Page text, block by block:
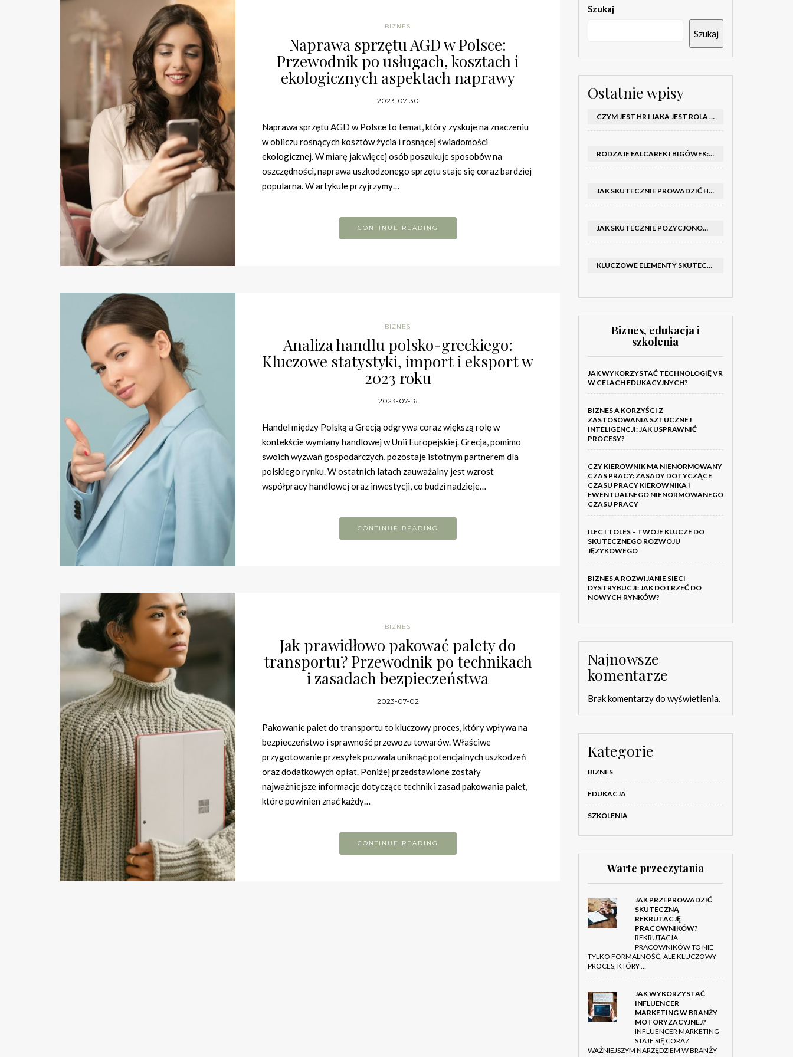
BIZNES
Naprawa sprzętu AGD w Polsce:
Przewodnik po usługach, kosztach i
ekologicznych aspektach naprawy
2023-07-30
Naprawa sprzętu AGD w Polsce to temat, który zyskuje na znaczeniu
w obliczu rosnących kosztów życia i rosnącej świadomości
ekologicznej. W miarę jak więcej osób poszukuje sposobów na
oszczędności, naprawa uszkodzonego sprzętu staje się coraz bardziej
popularna. W artykule przyjrzymy…
CONTINUE READING
BIZNES
Analiza handlu polsko-greckiego:
Kluczowe statystyki, import i eksport w
2023 roku
2023-07-16
Handel między Polską a Grecją odgrywa coraz większą rolę w
kontekście wymiany handlowej w Unii Europejskiej. Grecja, pomimo
swoich wyzwań gospodarczych, pozostaje istotnym partnerem dla
polskiego rynku. W ostatnich latach zauważalny jest wzrost
współpracy handlowej oraz inwestycji, co budzi nadzieje…
CONTINUE READING
BIZNES
Jak prawidłowo pakować palety do
transportu? Przewodnik po technikach
i zasadach bezpieczeństwa
2023-07-02
Pakowanie palet do transportu to kluczowy proces, który wpływa na
bezpieczeństwo i sprawność przewozu towarów. Właściwe
przygotowanie przesyłek pozwala uniknąć potencjalnych uszkodzeń
oraz dodatkowych opłat. Poniżej przedstawione zostały
najważniejsze informacje dotyczące technik i zasad pakowania palet,
które powinien znać każdy…
CONTINUE READING
Szukaj
Szukaj
Ostatnie wpisy
CZYM JEST HR I JAKA JEST ROLA DZIAŁU HR W FIRMIE
RODZAJE FALCAREK I BIGÓWEK: JAKIE WYBRAĆ DO PRODUKCJI?
JAK SKUTECZNIE PROWADZIĆ HOSTESSY NA TARGACH: PORADNIK I SZKOLENIA
JAK SKUTECZNIE POZYCJONOWAĆ SKLEP SHOPER: KLUCZOWE KROKI I STRATEGIE
KLUCZOWE ELEMENTY SKUTECZNEGO KATALOGU FIRMOWEGO I BROSZURY
Biznes, edukacja i
szkolenia
JAK WYKORZYSTAĆ TECHNOLOGIĘ VR
W CELACH EDUKACYJNYCH?
BIZNES A KORZYŚCI Z
ZASTOSOWANIA SZTUCZNEJ
INTELIGENCJI: JAK USPRAWNIĆ
PROCESY?
CZY KIEROWNIK MA NIENORMOWANY
CZAS PRACY: ZASADY DOTYCZĄCE
CZASU PRACY KIEROWNIKA I
EWENTUALNEGO NIENORMOWANEGO
CZASU PRACY
ILEC I TOLES – TWOJE KLUCZE DO
SKUTECZNEGO ROZWOJU
JĘZYKOWEGO
BIZNES A ROZWIJANIE SIECI
DYSTRYBUCJI: JAK DOTRZEĆ DO
NOWYCH RYNKÓW?
Najnowsze
komentarze
Brak komentarzy do wyświetlenia.
Kategorie
BIZNES
EDUKACJA
SZKOLENIA
Warte przeczytania
JAK PRZEPROWADZIĆ
SKUTECZNĄ
REKRUTACJĘ
PRACOWNIKÓW?
REKRUTACJA
PRACOWNIKÓW TO NIE
TYLKO FORMALNOŚĆ, ALE KLUCZOWY
PROCES, KTÓRY …
JAK WYKORZYSTAĆ
INFLUENCER
MARKETING W BRANŻY
MOTORYZACYJNEJ?
INFLUENCER MARKETING
STAJE SIĘ CORAZ
WAŻNIEJSZYM NARZĘDZIEM W BRANŻY